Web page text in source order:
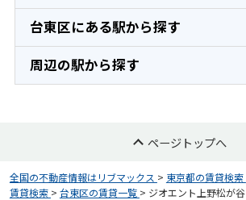
台東区にある駅から探す
周辺の駅から探す
ページトップへ
全国の不動産情報はリブマックス > 東京都の賃貸検索
賃貸検索 > 台東区の賃貸一覧 > ジオエント上野松が谷